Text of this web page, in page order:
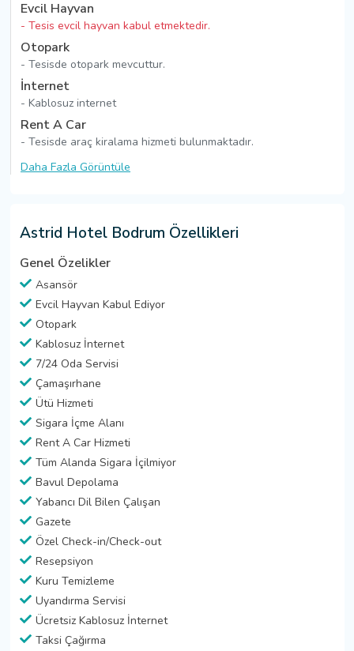
Evcil Hayvan
- Tesis evcil hayvan kabul etmektedir.
Otopark
- Tesisde otopark mevcuttur.
İnternet
- Kablosuz internet
Rent A Car
- Tesisde araç kiralama hizmeti bulunmaktadır.
Daha Fazla Görüntüle
Astrid Hotel Bodrum Özellikleri
Genel Özelikler
Asansör
Evcil Hayvan Kabul Ediyor
Otopark
Kablosuz İnternet
7/24 Oda Servisi
Çamaşırhane
Ütü Hizmeti
Sigara İçme Alanı
Rent A Car Hizmeti
Tüm Alanda Sigara İçilmiyor
Bavul Depolama
Yabancı Dil Bilen Çalışan
Gazete
Özel Check-in/Check-out
Resepsiyon
Kuru Temizleme
Uyandırma Servisi
Ücretsiz Kablosuz İnternet
Taksi Çağırma